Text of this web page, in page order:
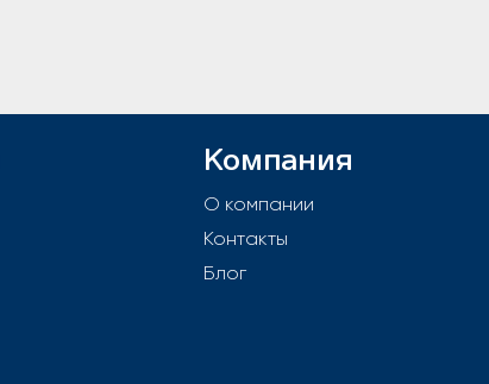
Компания
О компании
Контакты
Блог